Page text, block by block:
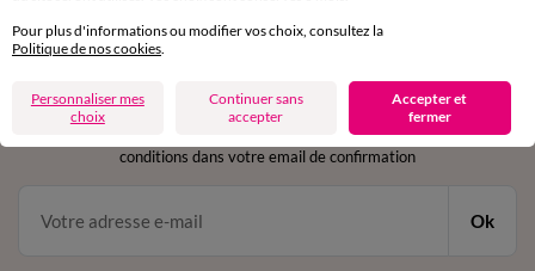
en vous inscrivant à la newsletter
conditions dans votre email de confirmation
Ok
Pour plus d'informations ou modifier vos choix, consultez la
Politique de nos cookies
Personnaliser mes
choix
Continuer sans
accepter
Accepter et
fermer